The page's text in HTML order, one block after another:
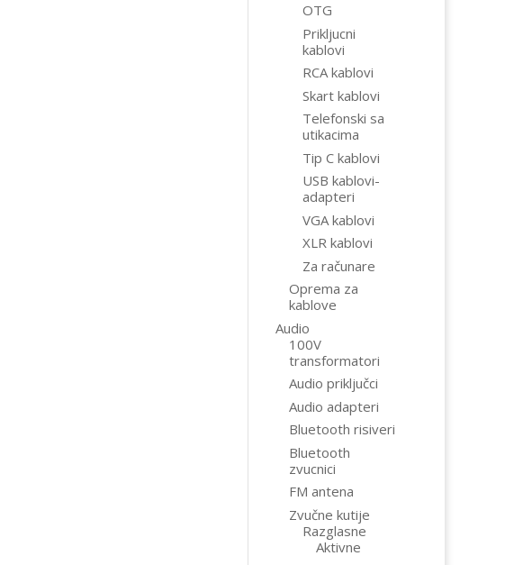
OTG
Prikljucni
kablovi
RCA kablovi
Skart kablovi
Telefonski sa
utikacima
Tip C kablovi
USB kablovi-
adapteri
VGA kablovi
XLR kablovi
Za računare
Oprema za
kablove
Audio
100V
transformatori
Audio priključci
Audio adapteri
Bluetooth risiveri
Bluetooth
zvucnici
FM antena
Zvučne kutije
Razglasne
Aktivne